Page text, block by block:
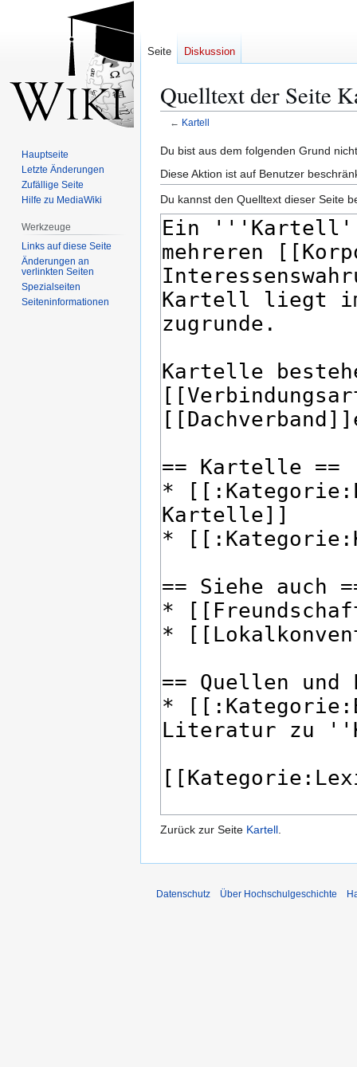
Quelltext der Seite
← Kartell
Zur
Navigation
springen
Zur
Suche
springen
Du bist aus dem folgenden Grund
Diese Aktion ist auf Benutzer
Du kannst den Quelltext dieser Seite
Zurück zur Seite Kartell
Seite Diskussion
Hauptseite
Letzte Änderungen
Zufällige Seite
Hilfe zu MediaWiki
Werkzeuge
Links auf diese Seite
Änderungen an
verlinkten Seiten
Spezialseiten
Seiten­­informationen
Datenschutz Über Hochschulgeschichte